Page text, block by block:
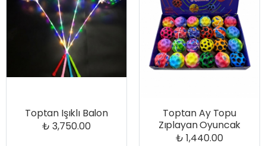
Toptan Işıklı Balon
₺ 3,750.00
Toptan Ay Topu
Zıplayan Oyuncak
₺ 1,440.00